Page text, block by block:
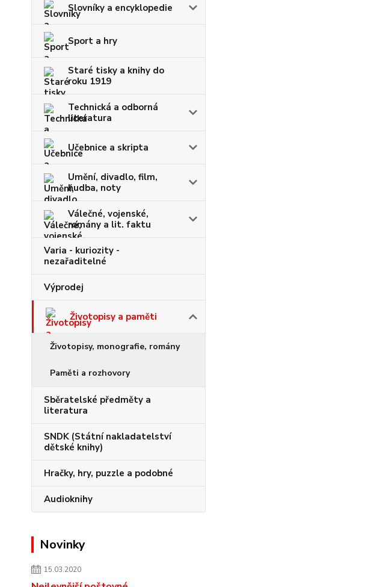
Slovníky a encyklopedie
Sport a hry
Staré tisky a knihy do
roku 1919
Technická a odborná
literatura
Učebnice a skripta
Umění, divadlo, film,
hudba, noty
Válečné, vojenské,
romány a lit. faktu
Varia - kuriozity -
nezařaditelné
Výprodej
Životopisy a paměti
Životopisy, monografie, romány
Paměti a rozhovory
Sběratelské předměty a
literatura
SNDK (Státní nakladatelství
dětské knihy)
Hračky, hry, puzzle a podobné
Audioknihy
Novinky
15.03.2020